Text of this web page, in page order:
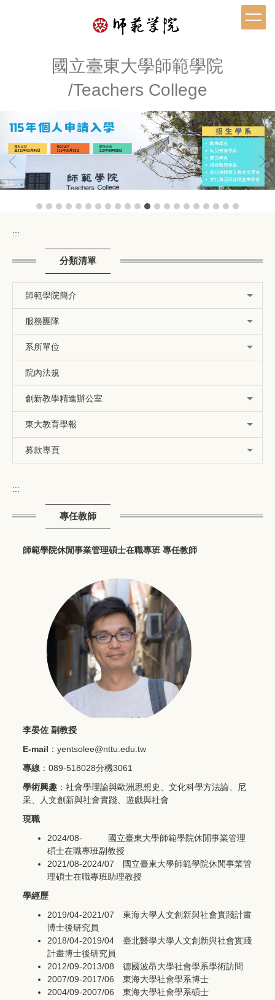
國立臺東大學師範學院
/Teachers College
:::
分類清單
師範學院簡介
服務團隊
系所單位
院內法規
創新教學精進辦公室
東大教育學報
募款專頁
:::
專任教師
師範學院休閒事業管理碩士在職專班 專任教師
李晏佐 副教授
E-mail ：yentsolee@nttu.edu.tw
專線 ：089-518028分機3061
學術興趣 ：社會學理論與歐洲思想史、文化科學方法論、尼
采、人文創新與社會實踐、遊戲與社會
現職
2024/08- 國立臺東大學師範學院休閒事業管理
碩士在職專班副教授
2021/08-2024/07 國立臺東大學師範學院休閒事業管
理碩士在職專班助理教授
學經歷
2019/04-2021/07 東海大學人文創新與社會實踐計畫
博士後研究員
2018/04-2019/04 臺北醫學大學人文創新與社會實踐
計畫博士後研究員
2012/09-2013/08 德國波昂大學社會學系學術訪問
2007/09-2017/06 東海大學社會學系博士
2004/09-2007/06 東海大學社會學系碩士